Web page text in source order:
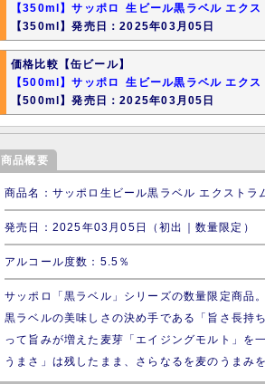
【350ml】サッポロ 生ビール黒ラベル エクス
【350ml】発売日：2025年03月05日
価格比較【缶ビール】
【500ml】サッポロ 生ビール黒ラベル エクス
【500ml】発売日：2025年03月05日
商品概要
商品名：サッポロ生ビール黒ラベル エクストラ
発売日：2025年03月05日（初出｜数量限定）
アルコール度数：5.5％
サッポロ「黒ラベル」シリーズの数量限定商品。
黒ラベルの美味しさの決め手である「旨さ長持
って旨みが増えた麦芽「エイジングモルト」を
うまさ」は残したまま、さらなるを麦のうまみ